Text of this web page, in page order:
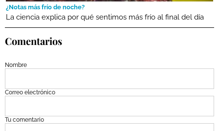
¿Notas más frío de noche?
La ciencia explica por qué sentimos más frío al final del día
Comentarios
Nombre
Correo electrónico
Tu comentario